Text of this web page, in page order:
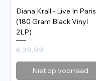
Diana Krall - Live In Paris
(180 Gram Black Vinyl
2LP)
Prijs
€ 39,99
Niet op voorraad